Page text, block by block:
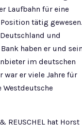
Laufbahn für eine
tätig gewesen.
und
haben er und
im deutschen
war er viele Jahre für
Westdeutsche
REUSCHEL hat Horst